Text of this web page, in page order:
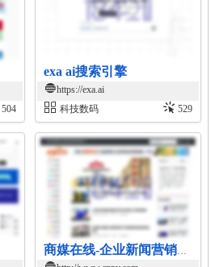
504
exa ai搜索引擎
https://exa.ai
科技数码
529
商媒在线-企业新闻营销与商业资讯传播平台